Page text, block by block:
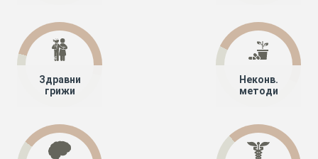
Здравни
грижи
Неконв.
методи